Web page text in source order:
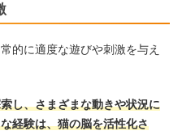
的に適度な遊びや刺激を与え
し、さまざまな動きや状況に
経験は、猫の脳を活性化さ